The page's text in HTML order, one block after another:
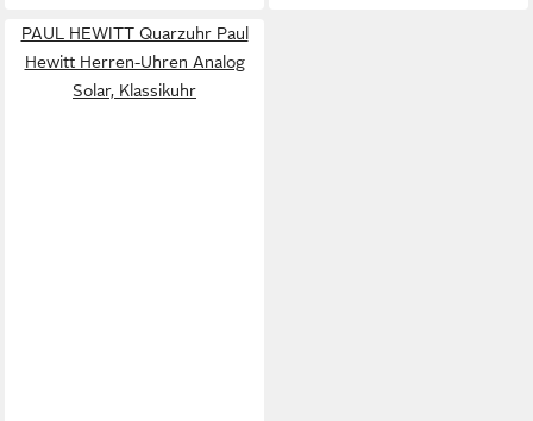
PAUL HEWITT Quarzuhr Paul
Hewitt Herren-Uhren Analog
Solar, Klassikuhr